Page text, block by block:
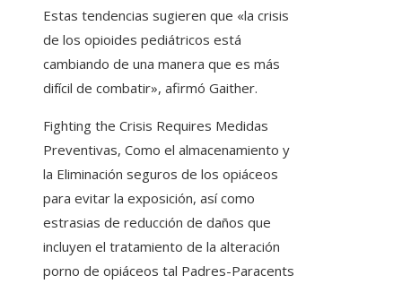
Estas tendencias sugieren que «la crisis
de los opioides pediátricos está
cambiando de una manera que es más
difícil de combatir», afirmó Gaither.
Fighting the Crisis Requires Medidas
Preventivas, Como el almacenamiento y
la Eliminación seguros de los opiáceos
para evitar la exposición, así como
estrasias de reducción de daños que
incluyen el tratamiento de la alteración
porno de opiáceos tal Padres-Paracents